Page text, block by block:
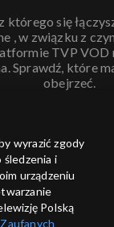
którego się
, w związku z
TVP VOD
Sprawdź, które
obejrzeć.
wyrazić zgody
i
urządzeniu
Polską
Zaufanych